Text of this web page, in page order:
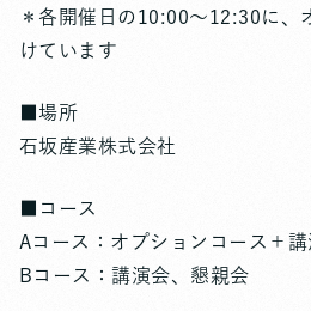
＊各開催日の10:00〜12:30に、
けています
■場所
石坂産業株式会社
■コース
Aコース：オプションコース＋
Bコース：講演会、懇親会